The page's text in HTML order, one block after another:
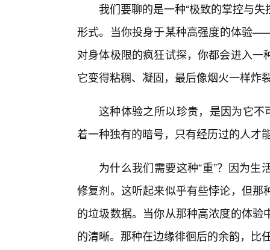
我们要聊的是一种“极致的掌控与
形式。当你投身于某种高强度的体验
对身体极限的疯狂试探，你都会进入
它变得粘稠、凝固，最后像烟火一样炸
这种体验之所以珍贵，是因为它不
着一种独有的暗号，只有经历过的人才
为什么我们需要这种“重”？因为
修复剂。这听起来似乎有些悖论，但
的垃圾数据。当你从那种高浓度的体
的清晰。那种在边缘徘徊后的余韵，比